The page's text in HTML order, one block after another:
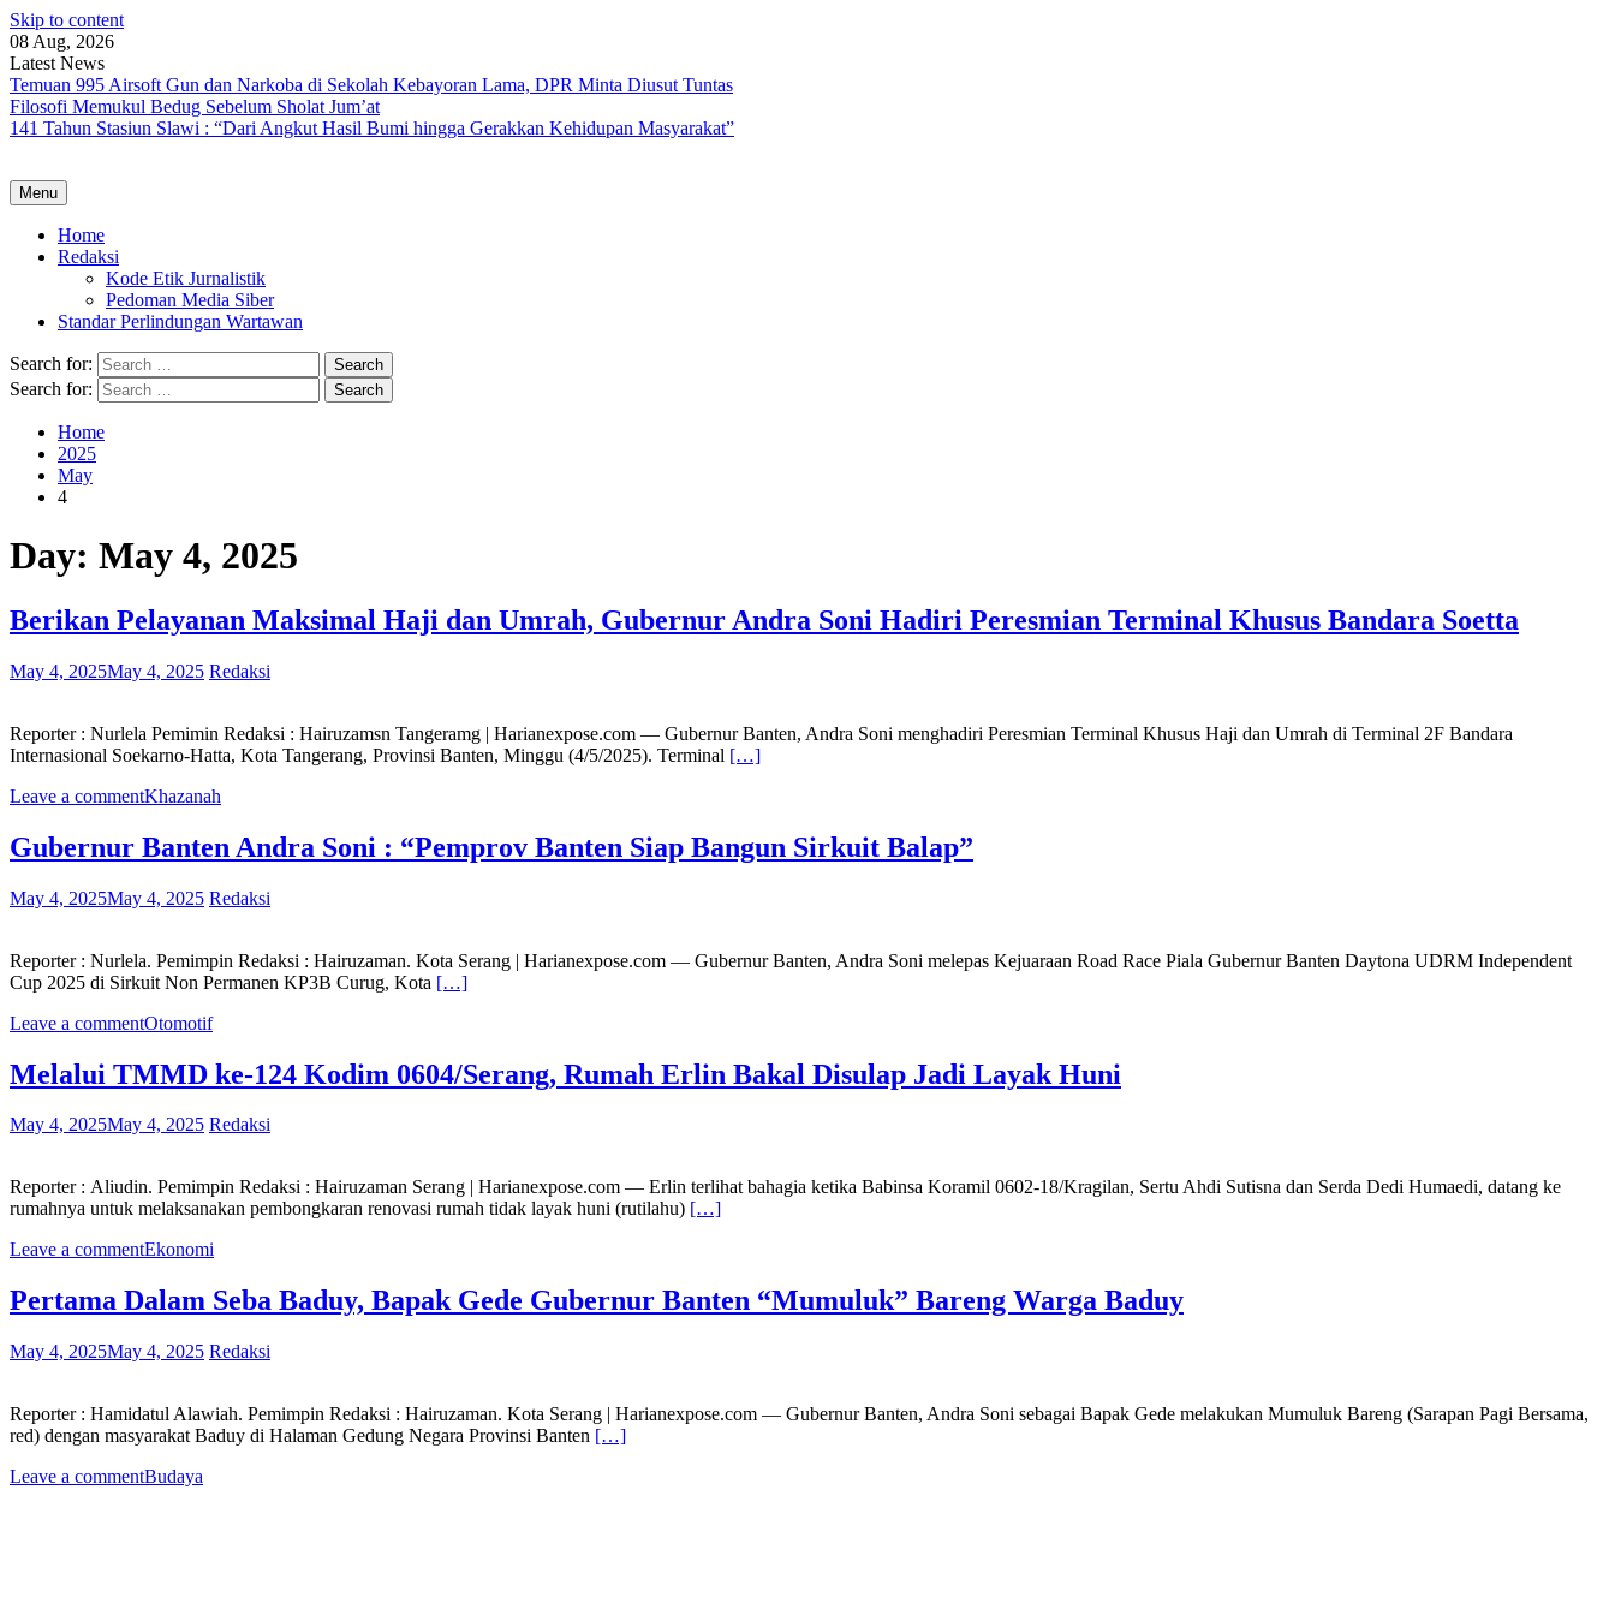
Skip to content
08 Aug, 2026
Latest News
Temuan 995 Airsoft Gun dan Narkoba di Sekolah Kebayoran Lama, DPR Minta Diusut Tuntas
Filosofi Memukul Bedug Sebelum Sholat Jum’at
141 Tahun Stasiun Slawi : “Dari Angkut Hasil Bumi hingga Gerakkan Kehidupan Masyarakat”
Menu
Home
Redaksi
Kode Etik Jurnalistik
Pedoman Media Siber
Standar Perlindungan Wartawan
Search for:
Search for:
Home
2025
May
4
Day: May 4, 2025
Berikan Pelayanan Maksimal Haji dan Umrah, Gubernur Andra Soni Hadiri Peresmian Terminal Khusus Bandara Soetta
May 4, 2025May 4, 2025 Redaksi
Reporter : Nurlela Pemimin Redaksi : Hairuzamsn Tangeramg | Harianexpose.com — Gubernur Banten, Andra Soni menghadiri Peresmian Terminal Khusus Haji dan Umrah di Terminal 2F Bandara
Internasional Soekarno-Hatta, Kota Tangerang, Provinsi Banten, Minggu (4/5/2025). Terminal […]
Leave a commentKhazanah
Gubernur Banten Andra Soni : “Pemprov Banten Siap Bangun Sirkuit Balap”
May 4, 2025May 4, 2025 Redaksi
Reporter : Nurlela. Pemimpin Redaksi : Hairuzaman. Kota Serang | Harianexpose.com — Gubernur Banten, Andra Soni melepas Kejuaraan Road Race Piala Gubernur Banten Daytona UDRM Independent
Cup 2025 di Sirkuit Non Permanen KP3B Curug, Kota […]
Leave a commentOtomotif
Melalui TMMD ke-124 Kodim 0604/Serang, Rumah Erlin Bakal Disulap Jadi Layak Huni
May 4, 2025May 4, 2025 Redaksi
Reporter : Aliudin. Pemimpin Redaksi : Hairuzaman Serang | Harianexpose.com — Erlin terlihat bahagia ketika Babinsa Koramil 0602-18/Kragilan, Sertu Ahdi Sutisna dan Serda Dedi Humaedi, datang ke
rumahnya untuk melaksanakan pembongkaran renovasi rumah tidak layak huni (rutilahu) […]
Leave a commentEkonomi
Pertama Dalam Seba Baduy, Bapak Gede Gubernur Banten “Mumuluk” Bareng Warga Baduy
May 4, 2025May 4, 2025 Redaksi
Reporter : Hamidatul Alawiah. Pemimpin Redaksi : Hairuzaman. Kota Serang | Harianexpose.com — Gubernur Banten, Andra Soni sebagai Bapak Gede melakukan Mumuluk Bareng (Sarapan Pagi Bersama,
red) dengan masyarakat Baduy di Halaman Gedung Negara Provinsi Banten […]
Leave a commentBudaya